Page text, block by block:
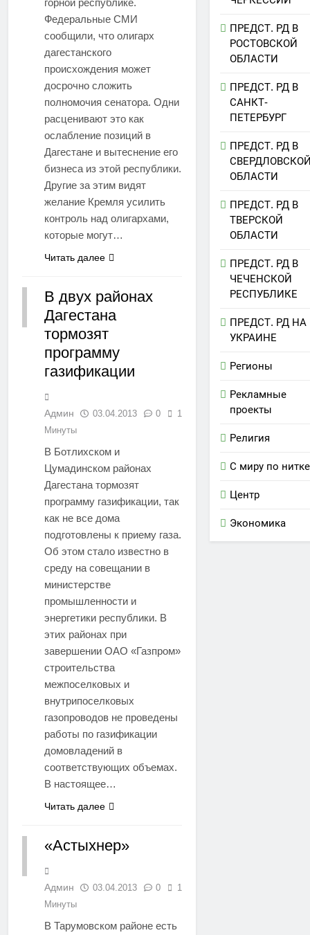
Федеральные СМИ
сообщили, что олигарх
дагестанского
происхождения может
досрочно сложить
полномочия сенатора. Одни
расценивают это как
ослабление позиций в
Дагестане и вытеснение его
бизнеса из этой республики.
Другие за этим видят
желание Кремля усилить
контроль над олигархами,
которые могут…
Читать далее
ДАГЕСТАН
В двух районах
Дагестана
тормозят
программу
газификации
Админ 03.04.2013 0
1
Минуты
В Ботлихском и
Цумадинском районах
Дагестана тормозят
программу газификации, так
как не все дома
подготовлены к приему газа.
Об этом стало известно в
среду на совещании в
министерстве
промышленности и
энергетики республики. В
этих районах при
завершении ОАО «Газпром»
строительства
межпоселковых и
внутрипоселковых
газопроводов не проведены
работы по газификации
домовладений в
соответствующих объемах.
В настоящее…
Читать далее
«Астыхнер»
Админ 03.04.2013 0
1
Минуты
В Тарумовском районе есть
ПРЕДСТ. РД В
РОСТОВСКОЙ
ОБЛАСТИ
ПРЕДСТ. РД В
САНКТ-
ПЕТЕРБУРГ
ПРЕДСТ. РД В
ОБЛАСТИ
ПРЕДСТ. РД В
ТВЕРСКОЙ
ОБЛАСТИ
ПРЕДСТ. РД В
ЧЕЧЕНСКОЙ
РЕСПУБЛИКЕ
ПРЕДСТ. РД НА
УКРАИНЕ
Регионы
Рекламные
проекты
Религия
С миру по нитке
Центр
Экономика